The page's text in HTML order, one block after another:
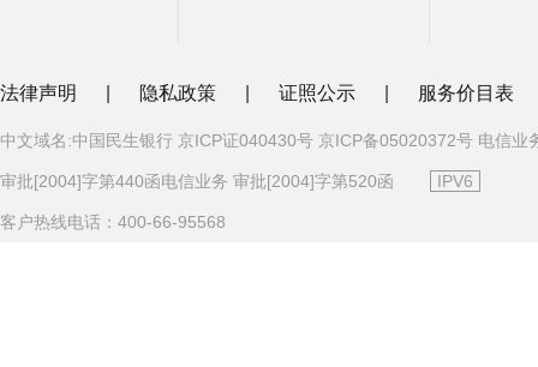
法律声明 隐私政策 证照公示 服务价目表
中文域名:中国民生银行 京ICP证040430号 京ICP备05020372号 电信业
审批[2004]字第440函电信业务 审批[2004]字第520函 IPV6
客户热线电话：400-66-95568